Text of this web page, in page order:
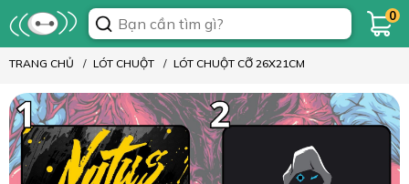
0
TRANG CHỦ LÓT CHUỘT LÓT CHUỘT CỠ 26X21CM